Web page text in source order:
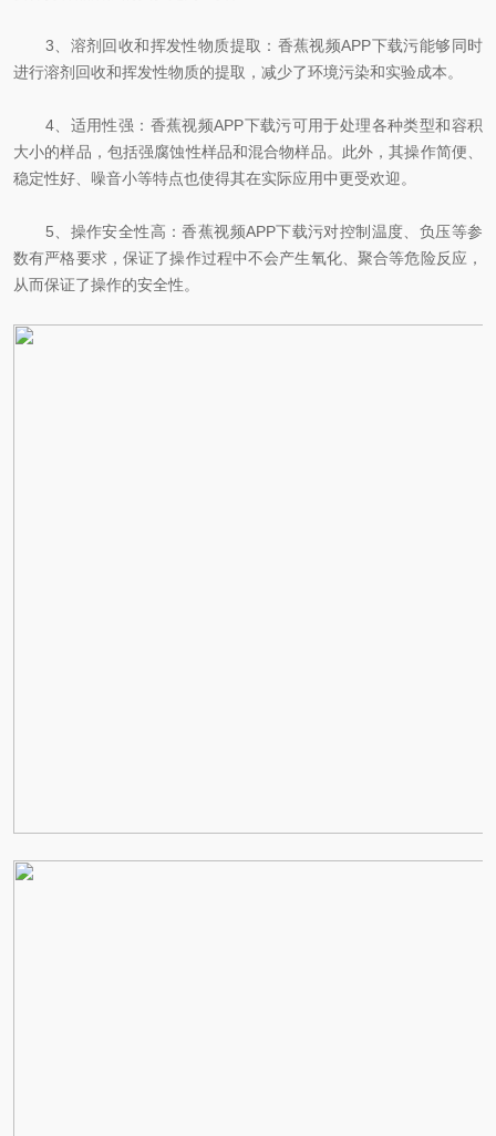
3、溶剂回收和挥发性物质提取：香蕉视频APP下载污能够同时
进行溶剂回收和挥发性物质的提取，减少了环境污染和实验成本。
4、适用性强：香蕉视频APP下载污可用于处理各种类型和容积
大小的样品，包括强腐蚀性样品和混合物样品。此外，其操作简便、
稳定性好、噪音小等特点也使得其在实际应用中更受欢迎。
5、操作安全性高：香蕉视频APP下载污对控制温度、负压等参
数有严格要求，保证了操作过程中不会产生氧化、聚合等危险反应，
从而保证了操作的安全性。